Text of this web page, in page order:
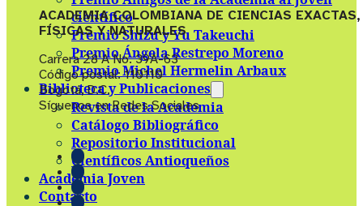
científico
Premio Shizu y Yu Takeuchi
Premio Ángela Restrepo Moreno
Premio Michel Hermelin Arbaux
Biblioteca y Publicaciones
Revista de la Academia
Catálogo Bibliográfico
Repositorio Institucional
Científicos Antioqueños
Academia Joven
Contacto
ACADEMIA COLOMBIANA DE CIENCIAS EXACTAS,
FÍSICAS Y NATURALES
Carrera 28 A No. 39A-63
Código postal: 110110
Bogotá, D.C.
Síguenos en Redes Sociales